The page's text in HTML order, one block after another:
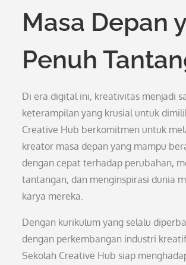
Masa Depan
Penuh
Di era digital ini, kreativitas menjadi
keterampilan yang krusial untuk
Creative Hub berkomitmen untuk
kreator masa depan yang mampu
dengan cepat terhadap perubahan,
tantangan, dan menginspirasi dunia
karya mereka.
Dengan kurikulum yang selalu
dengan perkembangan industri
Sekolah Creative Hub siap